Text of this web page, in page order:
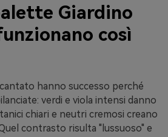
Giardino
così
hanno successo perché
verdi e viola intensi danno
chiari e neutri cremosi creano
contrasto risulta "lussuoso" e